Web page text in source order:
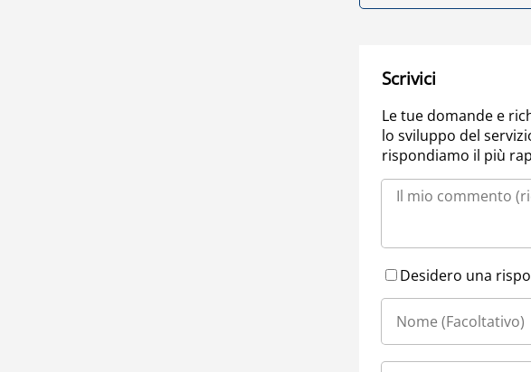
Scrivici
Le tue domande e
lo sviluppo del
rispondiamo il più
Desidero una